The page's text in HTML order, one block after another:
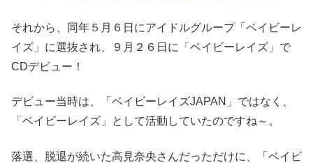
それから、同年５月６日にアイドルグループ「ベイビーレ
イズ」に選抜され、９月２６日に「ベイビーレイズ」で
CDデビュー！
デビュー当時は、「ベイビーレイズJAPAN」ではなく、
「ベイビーレイズ」として活動していたのですね～。
落選、脱退が続いた高見奈央さんだっただけに、「ベイビ